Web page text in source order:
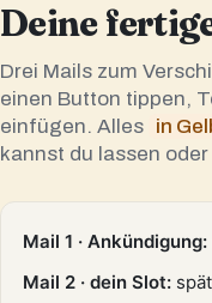
Deine
Drei Mails zum
einen Button tippen,
einfügen. Alles in
kannst du lassen
Mail 1 · Ankündigung:
Mail 2 · dein Slot: